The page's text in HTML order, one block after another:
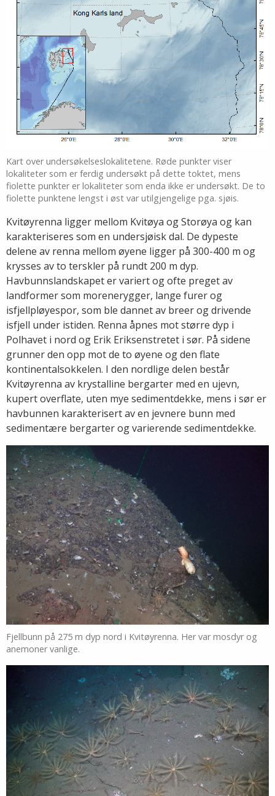
Kart over undersøkelseslokalitetene. Røde punkter viser
lokaliteter som er ferdig undersøkt på dette toktet, mens
fiolette punkter er lokaliteter som enda ikke er undersøkt. De to
fiolette punktene lengst i øst var utilgjengelige pga. sjøis.
Kvitøyrenna ligger mellom Kvitøya og Storøya og kan
karakteriseres som en undersjøisk dal. De dypeste
delene av renna mellom øyene ligger på 300-400 m og
krysses av to terskler på rundt 200 m dyp.
Havbunnslandskapet er variert og ofte preget av
landformer som morenerygger, lange furer og
isfjellpløyespor, som ble dannet av breer og drivende
isfjell under istiden. Renna åpnes mot større dyp i
Polhavet i nord og Erik Eriksenstretet i sør. På sidene
grunner den opp mot de to øyene og den flate
kontinentalsokkelen. I den nordlige delen består
Kvitøyrenna av krystalline bergarter med en ujevn,
kupert overflate, uten mye sedimentdekke, mens i sør er
havbunnen karakterisert av en jevnere bunn med
sedimentære bergarter og varierende sedimentdekke.
Fjellbunn på 275 m dyp nord i Kvitøyrenna. Her var mosdyr og
anemoner vanlige.